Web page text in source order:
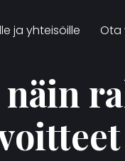
ja yhteisöille Ota